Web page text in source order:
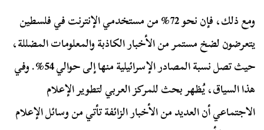
ومع ذلك، فإن نحو 72% من مستخدمي الإنترنت في فلسطين
يتعرضون لضخ مستمر من الأخبار الكاذبة والمعلومات المضللة،
حيث تصل نسبة المصادر الإسرائيلية منها إلى حوالي 54%. وفي
هذا السياق، يُظهر بحث للمركز العربي لتطوير الإعلام
الاجتماعي أن العديد من الأخبار الزائفة تأتي من وسائل الإعلام